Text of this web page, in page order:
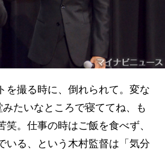
を撮る時に、倒れられて。変な
たいなところで寝ててね、も
笑。仕事の時はご飯を食べず、
いる、という木村監督は「気分